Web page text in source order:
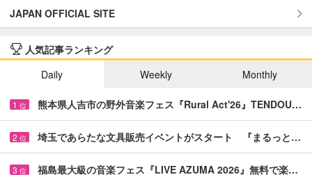
JAPAN OFFICIAL SITE
人気記事ランキング
Daily
Weekly Monthly
1 位 熊本県人吉市の野外音楽フェス『Rural Act'26』TENDOU…
2 位 埼玉であらたな文具販売イベントがスタート 『まるっと…
3 位 福島最大級の音楽フェス『LIVE AZUMA 2026』無料で楽…